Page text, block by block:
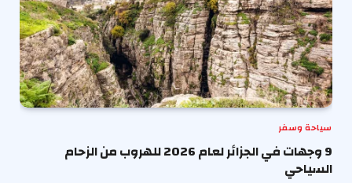
سياحة وسفر
9 وجهات في الجزائر لعام 2026 للهروب من الزحام
السياحي